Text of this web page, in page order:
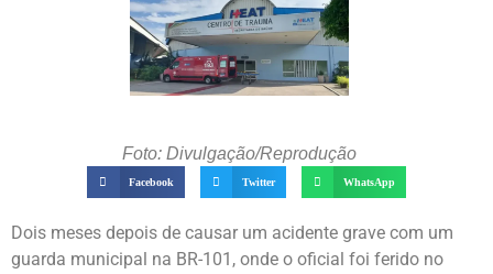
Foto: Divulgação/Reprodução
Facebook Twitter WhatsApp
Dois meses depois de causar um acidente grave com um
guarda municipal na BR-101, onde o oficial foi ferido no